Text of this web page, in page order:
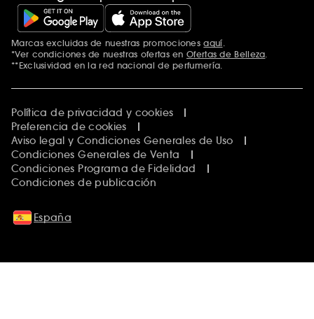
Marcas excluidas de nuestras promocionesaquí
*Ver condiciones de nuestras ofertas en Ofertas de Belleza
**Exclusividad en la red nacional de perfumería.
Política de privacidad y cookies
Preferencia de cookies
Aviso legal y Condiciones Generales de Uso
Condiciones Generales de Venta
Condiciones Programa de Fidelidad
Condiciones de publicación
España